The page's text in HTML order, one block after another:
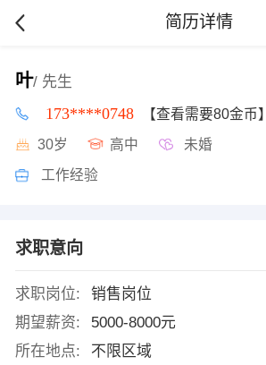
简历详情
叶/ 先生
173****0748 【查看需要80金币】
30岁 高中 未婚
工作经验
求职意向
求职岗位:
销售岗位
期望薪资:
5000-8000元
所在地点:
不限区域